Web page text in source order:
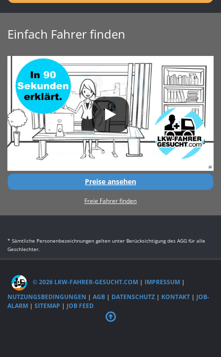
Einfach Fahrer finden
Preise ansehen
Freie Fahrer finden
* Sämtliche Personenbezeichnungen gelten unter Berücksichtigung des AGG für alle
Geschlechter.
© 2026 LKW-FAHRER-GESUCHT.COM | IMPRESSUM |
NUTZUNGSBEDINGUNGEN | AGB | DATENSCHUTZ | KONTAKT | JOB-
ALARM | SITEMAP | JOB FEED